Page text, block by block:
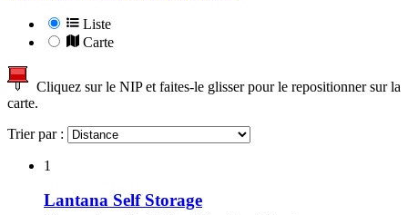
Liste
Carte
Cliquez sur le NIP et faites-le glisser pour le repositionner sur la
carte.
Trier par :
1
Lantana Self Storage